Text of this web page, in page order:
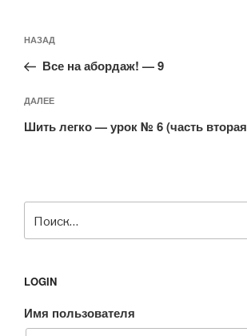
по
записям
Предыдущая
запись:
НАЗАД
Все на абордаж! — 9
Следующая
запись
ДАЛЕЕ
Шить легко — урок № 6 (часть
LOGIN
Имя пользователя